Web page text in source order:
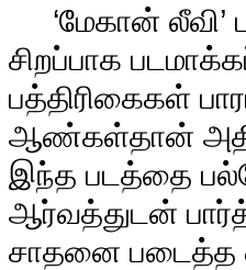
‘மேகான் லீவி’
சிறப்பாக
பத்திரிகைகள்
ஆண்கள்தான்
இந்த படத்தை
ஆர்வத்துடன்
சாதனை படைத்த